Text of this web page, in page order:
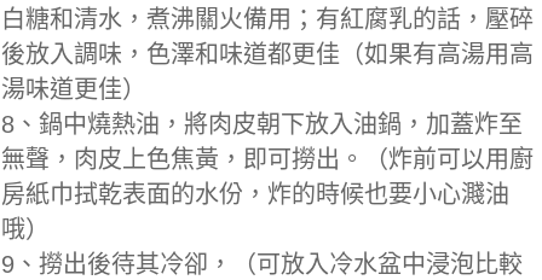
白糖和清水，煮沸關火備用；有紅腐乳的話，壓碎
後放入調味，色澤和味道都更佳（如果有高湯用高
湯味道更佳）
8、鍋中燒熱油，將肉皮朝下放入油鍋，加蓋炸至
無聲，肉皮上色焦黃，即可撈出。（炸前可以用廚
房紙巾拭乾表面的水份，炸的時候也要小心濺油
哦）
9、撈出後待其冷卻，（可放入冷水盆中浸泡比較